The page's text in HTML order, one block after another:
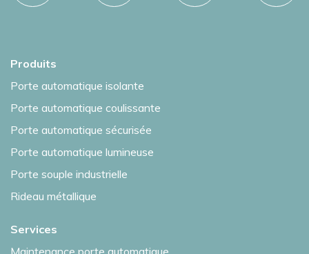
Produits
Porte automatique isolante
Porte automatique coulissante
Porte automatique sécurisée
Porte automatique lumineuse
Porte souple industrielle
Rideau métallique
Services